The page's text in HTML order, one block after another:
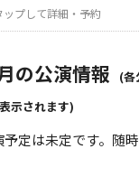
ップして詳細・予約
の公演情報
(各
示されます)
定は未定です。随時